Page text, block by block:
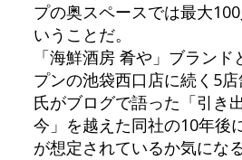
プの奥スペースでは最大
いうことだ。
「海鮮酒房 肴や」ブラン
プンの池袋西口店に続く5
氏がブログで語った「引き
今」を越えた同社の10年後
が想定されているか気にな